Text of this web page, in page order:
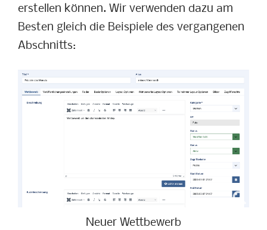
erstellen können. Wir verwenden dazu am
Besten gleich die Beispiele des vergangenen
Abschnitts:
Neuer Wettbewerb